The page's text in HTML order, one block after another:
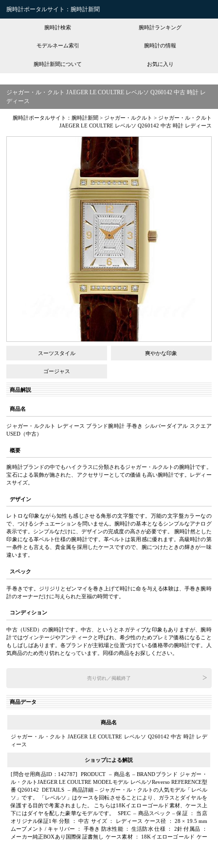
腕時計ポータルサイト：腕時計新聞
腕時計検索 腕時計ランキング
モデルネーム索引 腕時計の情報
腕時計新聞について お気に入り
ジャガー・ル・クルト JAEGER LE COULTRE レベルソ Q260142 中古 時計 レ
ディース
腕時計ポータルサイト：腕時計新聞 > ジャガー・ルクルト > ジャガー・ル・クルト
JAEGER LE COULTRE レベルソ Q260142 中古 時計 レディース
スーツスタイル 爽やかな印象
ゴージャス
商品解説
商品名
ジャガー・ルクルト レディース ブランド腕時計 手巻き シルバーダイアル スクエア
USED（中古）
概要
腕時計ブランドの中でもハイクラスに分類されるジャガー・ルクルトの腕時計です。
宝石による装飾が施された、アクセサリーとしての価値も高い腕時計です。レディー
スサイズ。
デザイン
レトロな印象ながら知性も感じさせる角形の文字盤です。万能の文字盤カラーなの
で、つけるシチュエーションを問いません。腕時計の基本となるシンプルなアナログ
表示です。シンプルなだけに、デザインの完成度の高さが必要です。 腕時計然とした
印象になる革ベルト仕様の腕時計です。革ベルトは装用感に優れます。高級時計の第
一条件とも言える、貴金属を採用したケースですので、腕につけたときの輝きが一味
違います。
スペック
手巻きです。ジリジリとゼンマイを巻き上げて時計に命を与える体験は、手巻き腕時
計のオーナーだけに与えられた至福の時間です。
コンディション
中古（USED）の腕時計です。中古、というとネガティブな印象もありますが、腕時
計ではヴィンテージやアンティークと呼ばれ、希少性のためプレミア価格になること
もしばしばあります。各ブランドが主戦場と位置づけている価格帯の腕時計です。人
気商品のため売り切れとなっています。同様の商品をお探しください。
売り切れ／掲載終了
商品データ
商品名
ジャガー・ル・クルト JAEGER LE COULTRE レベルソ Q260142 中古 時計 レデ
ィース
ショップによる解説
[問合せ用商品ID：142787] PRODUCT – 商品名 – BRANDブランド ジャガー・
ル・クルトJAEGER LE COULTRE MODELモデル レベルソReverso REFERENCE型
番 Q260142 DETAILS – 商品詳細 – ジャガー・ル・クルトの人気モデル「レベル
ソ」です。 「レベルソ」はケースを回転させることにより、ガラスとダイヤルを
保護する目的で考案されました。 こちらは18Kイエローゴールド素材、ケース上
下にはダイヤを配した豪華なモデルです。 SPEC – 商品スペック – 保証 ： 当店
オリジナル保証1年 分類 ： 中古 サイズ ： レディース ケース径 ： 28 × 19.5 mm
ムーブメント / キャリバー ： 手巻き 防水性能 ： 生活防水 仕様 ： 2針 付属品 ：
メーカー純正BOXあり国際保証書無し ケース素材 ： 18Kイエローゴールド ケー